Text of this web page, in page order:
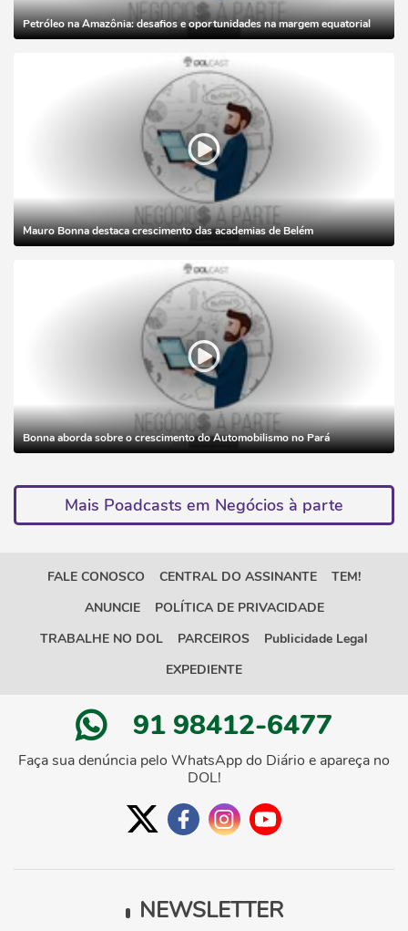
Petróleo na Amazônia: desafios e oportunidades na margem equatorial
Mauro Bonna destaca crescimento das academias de Belém
Bonna aborda sobre o crescimento do Automobilismo no Pará
Mais Poadcasts em Negócios à parte
FALE CONOSCO CENTRAL DO ASSINANTE
TEM!
ANUNCIE
POLÍTICA DE PRIVACIDADE
TRABALHE NO DOL
PARCEIROS
Publicidade Legal
EXPEDIENTE
91 98412-6477
Faça sua denúncia pelo WhatsApp do Diário e apareça no
DOL!
NEWSLETTER